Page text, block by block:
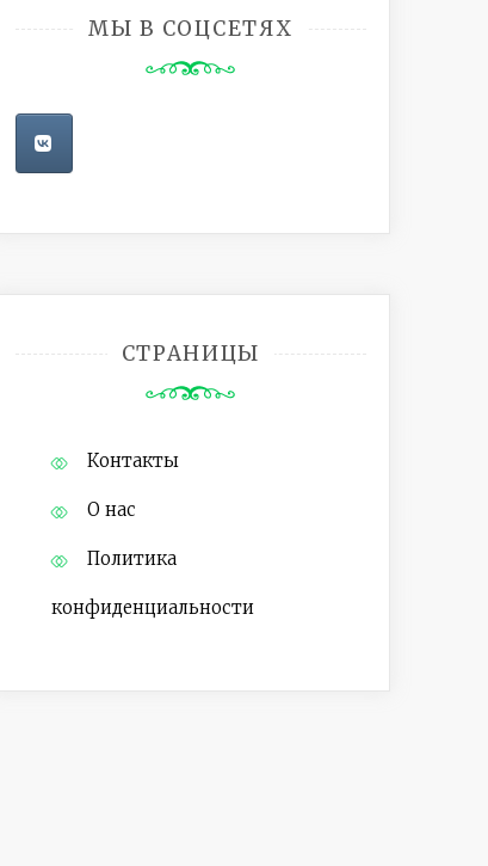
МЫ В СОЦСЕТЯХ
СТРАНИЦЫ
Контакты
О нас
Политика
конфиденциальности